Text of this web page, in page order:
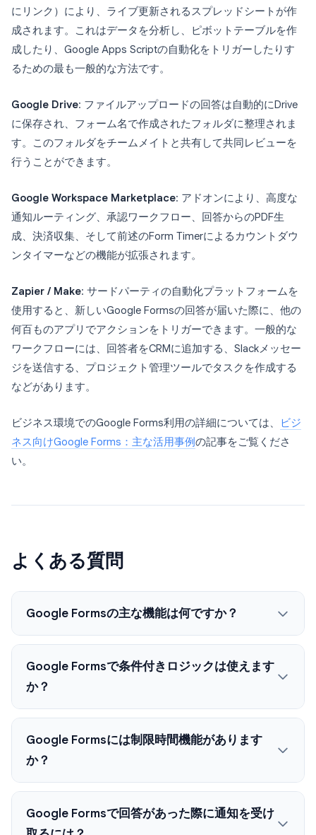
にリンク）により、ライブ更新されるスプレッドシートが作
成されます。これはデータを分析し、ピボットテーブルを作
成したり、Google Apps Scriptの自動化をトリガーしたりす
るための最も一般的な方法です。
Google Drive: ファイルアップロードの回答は自動的にDrive
に保存され、フォーム名で作成されたフォルダに整理されま
す。このフォルダをチームメイトと共有して共同レビューを
行うことができます。
Google Workspace Marketplace: アドオンにより、高度な
通知ルーティング、承認ワークフロー、回答からのPDF生
成、決済収集、そして前述のForm Timerによるカウントダウ
ンタイマーなどの機能が拡張されます。
Zapier / Make: サードパーティの自動化プラットフォームを
使用すると、新しいGoogle Formsの回答が届いた際に、他の
何百ものアプリでアクションをトリガーできます。一般的な
ワークフローには、回答者をCRMに追加する、Slackメッセー
ジを送信する、プロジェクト管理ツールでタスクを作成する
などがあります。
ビジネス環境でのGoogle Forms利用の詳細については、
ビジ
ネス向けGoogle Forms：主な活用事例の記事をご覧くださ
い。
よくある質問
Google Formsの主な機能は何ですか？
Google Formsで条件付きロジックは使えます
か？
Google Formsには制限時間機能があります
か？
Google Formsで回答があった際に通知を受け